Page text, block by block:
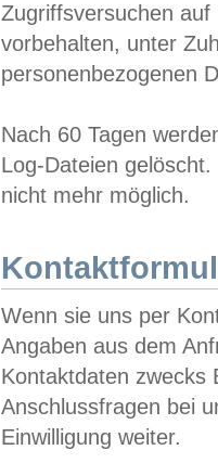
Zugriffsversuchen
vorbehalten, unter
personenbezogenen
Nach 60 Tagen
Log-Dateien
nicht mehr möglich.
Wenn sie uns per
Angaben aus dem
Kontaktdaten zwecks
Anschlussfragen bei
Einwilligung weiter.